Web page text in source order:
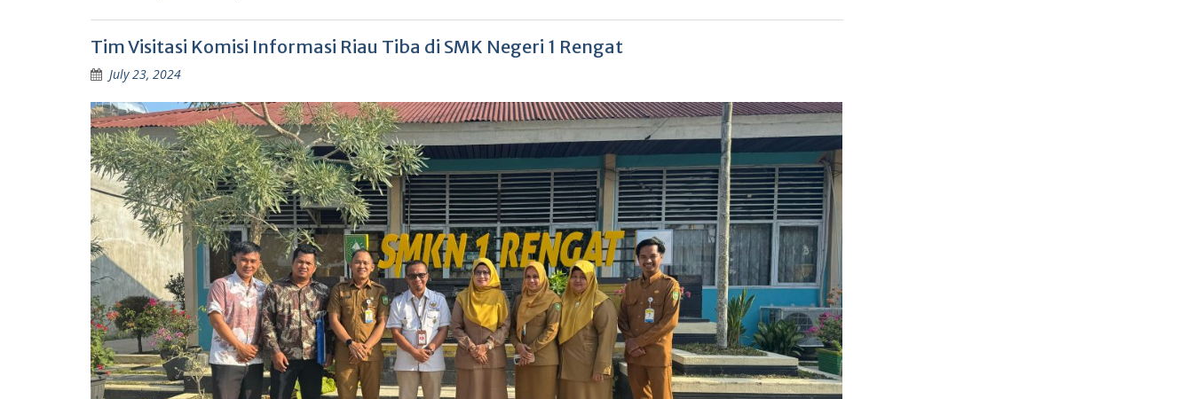
Tim Visitasi Komisi Informasi Riau Tiba di SMK Negeri 1 Rengat
July 23, 2024